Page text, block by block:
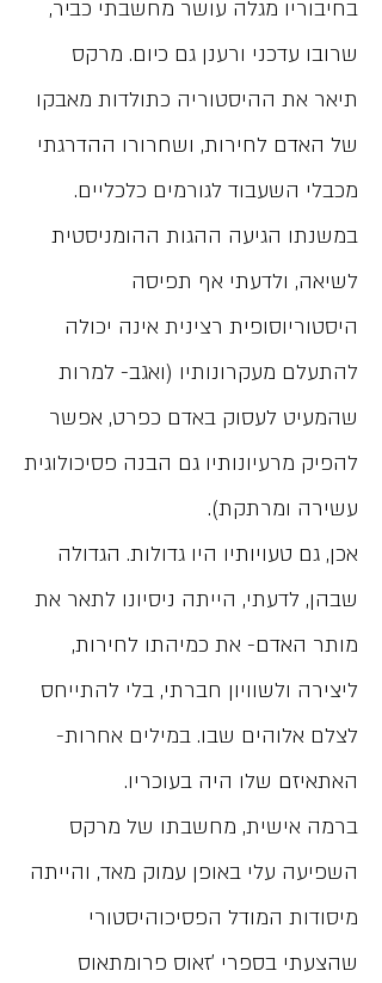
בחיבוריו מגלה עושר מחשבתי כביר,
שרובו עדכני ורענן גם כיום. מרקס
תיאר את ההיסטוריה כתולדות מאבקו
של האדם לחירות, ושחרורו ההדרגתי
מכבלי השעבוד לגורמים כלכליים.
במשנתו הגיעה ההגות ההומניסטית
לשיאה, ולדעתי אף תפיסה
היסטוריוסופית רצינית אינה יכולה
להתעלם מעקרונותיו (ואגב- למרות
שהמעיט לעסוק באדם כפרט, אפשר
להפיק מרעיונותיו גם הבנה פסיכולוגית
עשירה ומרתקת).
אכן, גם טעויותיו היו גדולות. הגדולה
שבהן, לדעתי, הייתה ניסיונו לתאר את
מותר האדם- את כמיהתו לחירות,
ליצירה ולשוויון חברתי, בלי להתייחס
לצלם אלוהים שבו. במילים אחרות-
האתאיזם שלו היה בעוכריו.
ברמה אישית, מחשבתו של מרקס
השפיעה עלי באופן עמוק מאד, והייתה
מיסודות המודל הפסיכוהיסטורי
שהצעתי בספרי 'זאוס פרומתאוס